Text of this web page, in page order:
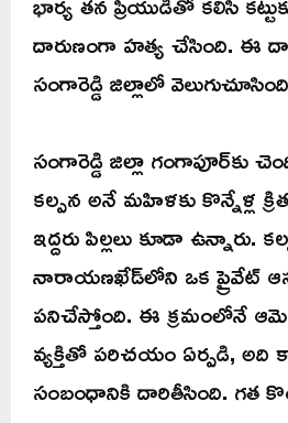
దారుణంగా హత్య చేసింది. ఈ
సంగారెడ్డి జిల్లాలో
సంగారెడ్డి జిల్లా గంగాపూర్‌కు
కల్పన అనే మహిళకు కొన్నేళ్ల
ఇద్దరు పిల్లలు కూడా ఉన్నారు.
నారాయణఖేడ్‌లోని ఒక ప్రైవేట్
పనిచేస్తోంది. ఈ క్రమంలోనే
వ్యక్తితో పరిచయం ఏర్పడి,
సంబంధానికి దారితీసింది. గత